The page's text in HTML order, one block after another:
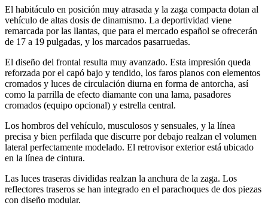
El habitáculo en posición muy atrasada y la zaga compacta dotan al
vehículo de altas dosis de dinamismo. La deportividad viene
remarcada por las llantas, que para el mercado español se ofrecerán
de 17 a 19 pulgadas, y los marcados pasarruedas.
El diseño del frontal resulta muy avanzado. Esta impresión queda
reforzada por el capó bajo y tendido, los faros planos con elementos
cromados y luces de circulación diurna en forma de antorcha, así
como la parrilla de efecto diamante con una lama, pasadores
cromados (equipo opcional) y estrella central.
Los hombros del vehículo, musculosos y sensuales, y la línea
precisa y bien perfilada que discurre por debajo realzan el volumen
lateral perfectamente modelado. El retrovisor exterior está ubicado
en la línea de cintura.
Las luces traseras divididas realzan la anchura de la zaga. Los
reflectores traseros se han integrado en el parachoques de dos piezas
con diseño modular.